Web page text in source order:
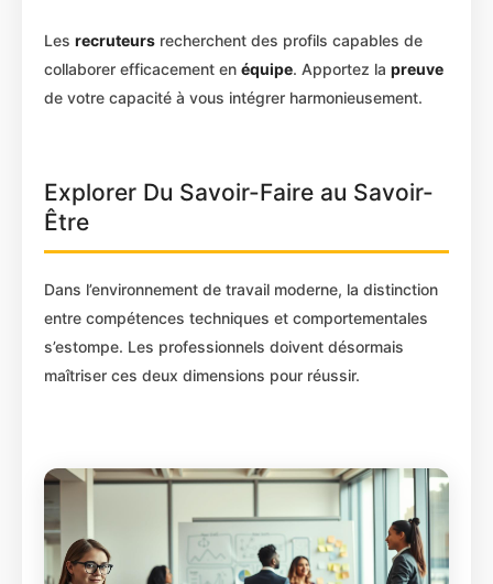
Les recruteurs recherchent des profils capables de
collaborer efficacement en équipe. Apportez la preuve
de votre capacité à vous intégrer harmonieusement.
Explorer Du Savoir-Faire au Savoir-
Être
Dans l’environnement de travail moderne, la distinction
entre compétences techniques et comportementales
s’estompe. Les professionnels doivent désormais
maîtriser ces deux dimensions pour réussir.